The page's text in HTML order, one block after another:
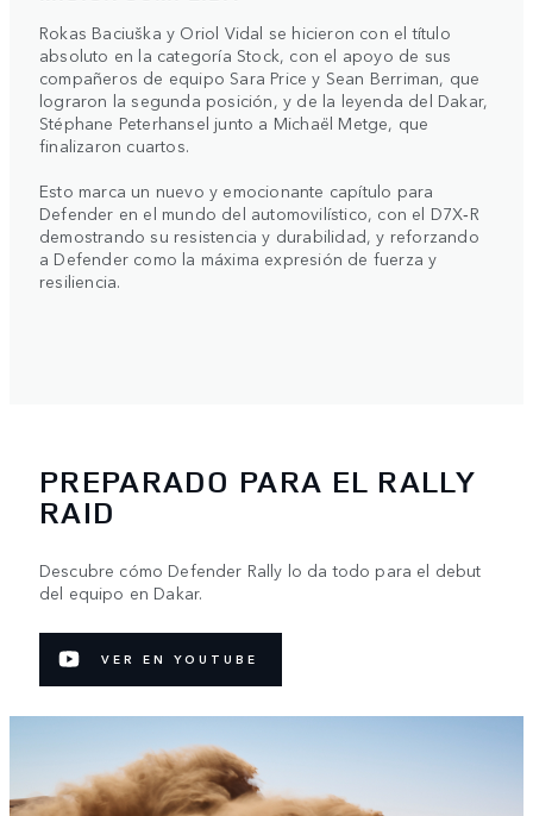
Rokas Baciuška y Oriol Vidal se hicieron con el título
absoluto en la categoría Stock, con el apoyo de sus
compañeros de equipo Sara Price y Sean Berriman, que
lograron la segunda posición, y de la leyenda del Dakar,
Stéphane Peterhansel junto a Michaël Metge, que
finalizaron cuartos.
Esto marca un nuevo y emocionante capítulo para
Defender en el mundo del automovilístico, con el D7X‑R
demostrando su resistencia y durabilidad, y reforzando
a Defender como la máxima expresión de fuerza y
resiliencia.
PREPARADO PARA EL RALLY
RAID
Descubre cómo Defender Rally lo da todo para el debut
del equipo en Dakar.
VER EN YOUTUBE